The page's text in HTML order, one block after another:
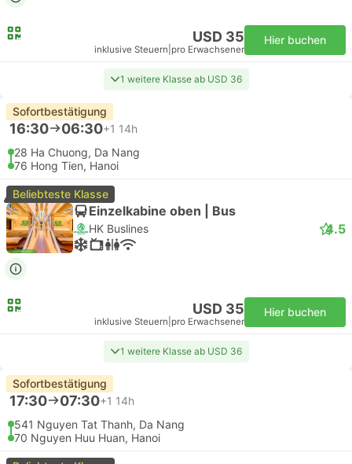
USD 35
inklusive Steuern pro Erwachsener
Hier buchen
1 weitere Klasse ab USD 36
Sofortbestätigung
16:30 06:30+1 14h
28 Ha Chuong, Da Nang
76 Hong Tien, Hanoi
Beliebteste Klasse
Einzelkabine oben | Bus
HK Buslines 4.5
USD 35
inklusive Steuern pro Erwachsener
Hier buchen
1 weitere Klasse ab USD 36
Sofortbestätigung
17:30 07:30+1 14h
541 Nguyen Tat Thanh, Da Nang
70 Nguyen Huu Huan, Hanoi